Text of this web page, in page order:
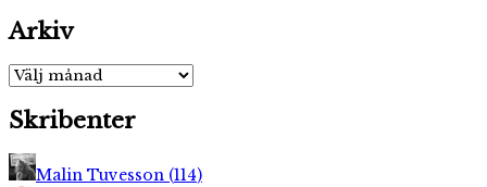
Arkiv
Arkiv
Skribenter
Malin Tuvesson (114)